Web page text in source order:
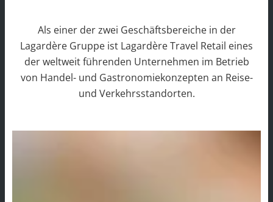
Als einer der zwei Geschäftsbereiche in der
Lagardère Gruppe ist Lagardère Travel Retail eines
der weltweit führenden Unternehmen im Betrieb
von Handel- und Gastronomiekonzepten an Reise-
und Verkehrsstandorten.